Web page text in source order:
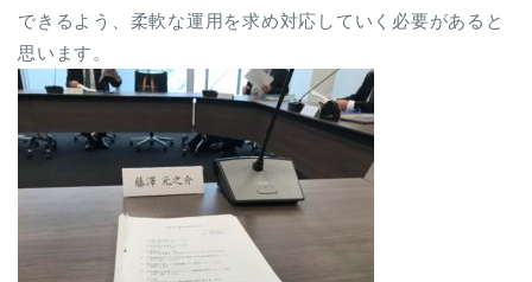
できるよう、柔軟な運用を求め対応していく必要があると
思います。